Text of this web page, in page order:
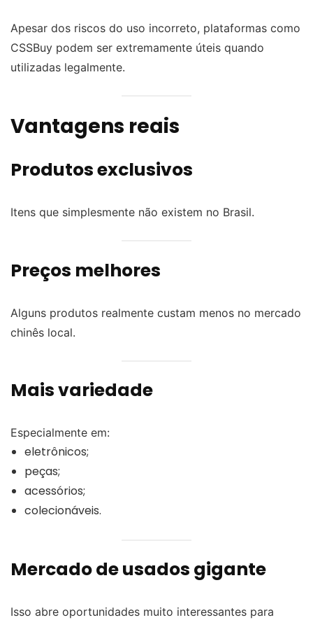
Apesar dos riscos do uso incorreto, plataformas como
CSSBuy podem ser extremamente úteis quando
utilizadas legalmente.
Vantagens reais
Produtos exclusivos
Itens que simplesmente não existem no Brasil.
Preços melhores
Alguns produtos realmente custam menos no mercado
chinês local.
Mais variedade
Especialmente em:
eletrônicos;
peças;
acessórios;
colecionáveis.
Mercado de usados gigante
Isso abre oportunidades muito interessantes para